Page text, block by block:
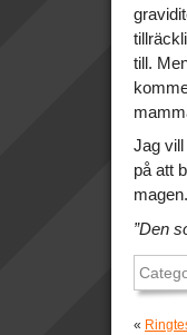
till.
Jag
på att
magen.
”Den
«